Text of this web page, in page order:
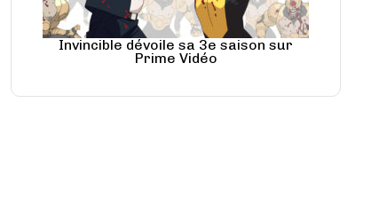
Invincible dévoile sa 3e saison sur
Prime Vidéo